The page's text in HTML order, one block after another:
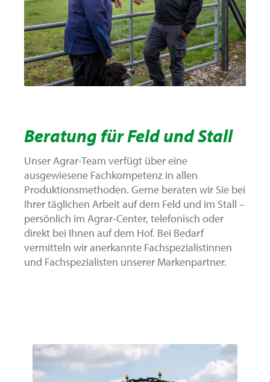
Beratung für Feld und Stall
Unser Agrar-Team verfügt über eine
ausgewiesene Fachkompetenz in allen
Produktionsmethoden. Gerne beraten wir Sie bei
Ihrer täglichen Arbeit auf dem Feld und im Stall –
persönlich im Agrar-Center, telefonisch oder
direkt bei Ihnen auf dem Hof. Bei Bedarf
vermitteln wir anerkannte Fachspezialistinnen
und Fachspezialisten unserer Markenpartner.